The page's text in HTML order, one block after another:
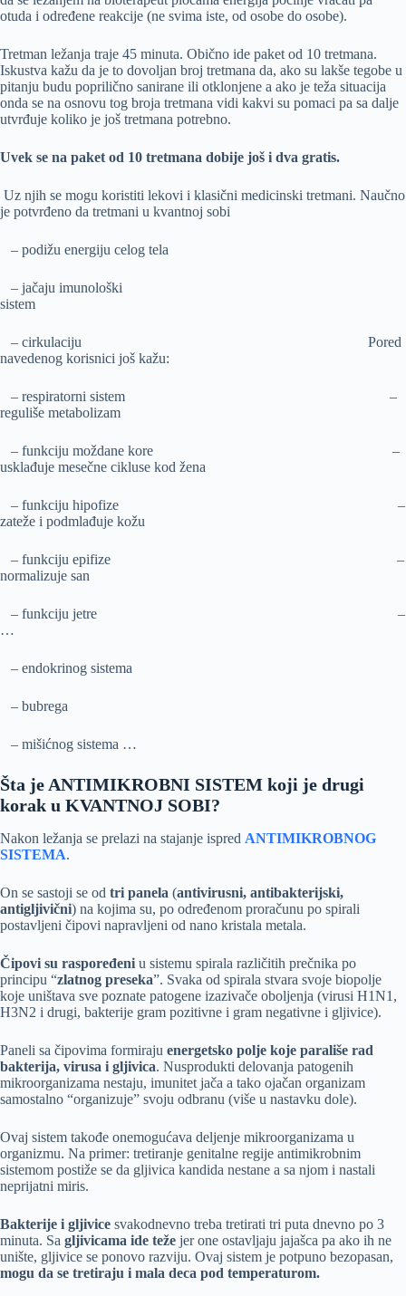
otuda i određene reakcije (ne svima iste, od osobe do osobe).
Tretman ležanja traje 45 minuta. Obično ide paket od 10 tretmana.
Iskustva kažu da je to dovoljan broj tretmana da, ako su lakše tegobe u
pitanju budu poprilično sanirane ili otklonjene a ako je teža situacija
onda se na osnovu tog broja tretmana vidi kakvi su pomaci pa sa dalje
utvrđuje koliko je još tretmana potrebno.
Uvek se na paket od 10 tretmana dobije još i dva gratis.
Uz njih se mogu koristiti lekovi i klasični medicinski tretmani. Naučno
je potvrđeno da tretmani u kvantnoj sobi
– podižu energiju celog tela
– jačaju imunološki
sistem
– cirkulaciju Pored
navedenog korisnici još kažu:
– respiratorni sistem –
reguliše metabolizam
– funkciju moždane kore –
usklađuje mesečne cikluse kod žena
– funkciju hipofize –
zateže i podmlađuje kožu
– funkciju epifize –
normalizuje san
– funkciju jetre –
…
– endokrinog sistema
– bubrega
– mišićnog sistema …
Šta je ANTIMIKROBNI SISTEM koji je drugi
korak u KVANTNOJ SOBI?
Nakon ležanja se prelazi na stajanje ispred ANTIMIKROBNOG
SISTEMA.
On se sastoji se od tri panela (antivirusni, antibakterijski,
antigljivični) na kojima su, po određenom proračunu po spirali
postavljeni čipovi napravljeni od nano kristala metala.
Čipovi su raspoređeni u sistemu spirala različitih prečnika po
principu “zlatnog preseka”. Svaka od spirala stvara svoje biopolje
koje uništava sve poznate patogene izazivače oboljenja (virusi H1N1,
H3N2 i drugi, bakterije gram pozitivne i gram negativne i gljivice).
Paneli sa čipovima formiraju energetsko polje koje parališe rad
bakterija, virusa i gljivica. Nusprodukti delovanja patogenih
mikroorganizama nestaju, imunitet jača a tako ojačan organizam
samostalno “organizuje” svoju odbranu (više u nastavku dole).
Ovaj sistem takođe onemogućava deljenje mikroorganizama u
organizmu. Na primer: tretiranje genitalne regije antimikrobnim
sistemom postiže se da gljivica kandida nestane a sa njom i nastali
neprijatni miris.
Bakterije i gljivice svakodnevno treba tretirati tri puta dnevno po 3
minuta. Sa gljivicama ide teže jer one ostavljaju jajašca pa ako ih ne
unište, gljivice se ponovo razviju. Ovaj sistem je potpuno bezopasan,
mogu da se tretiraju i mala deca pod temperaturom.